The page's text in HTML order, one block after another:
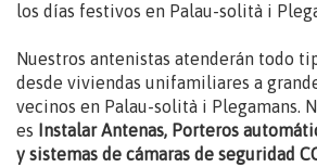
los días festivos en Palau-solità i
Nuestros antenistas atenderán todo
desde viviendas unifamiliares a
vecinos en Palau-solità i Plegamans.
es Instalar Antenas, Porteros
y sistemas de cámaras de seguridad